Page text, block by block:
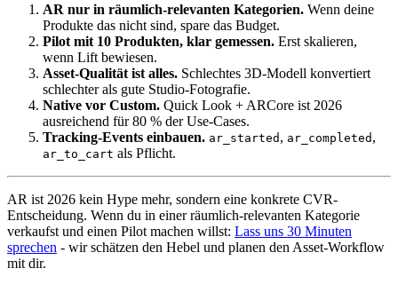
AR nur in räumlich-relevanten Kategorien. Wenn deine
Produkte das nicht sind, spare das Budget.
Pilot mit 10 Produkten, klar gemessen. Erst skalieren,
wenn Lift bewiesen.
Asset-Qualität ist alles. Schlechtes 3D-Modell konvertiert
schlechter als gute Studio-Fotografie.
Native vor Custom. Quick Look + ARCore ist 2026
ausreichend für 80 % der Use-Cases.
Tracking-Events einbauen. ar_started , ar_completed ,
ar_to_cart als Pflicht.
AR ist 2026 kein Hype mehr, sondern eine konkrete CVR-
Entscheidung. Wenn du in einer räumlich-relevanten Kategorie
verkaufst und einen Pilot machen willst: Lass uns 30 Minuten
sprechen - wir schätzen den Hebel und planen den Asset-Workflow
mit dir.